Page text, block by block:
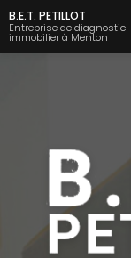
Aller
au
contenu
principal
B.E.T. PETILLOT
Entreprise de diagnostic
immobilier à Menton